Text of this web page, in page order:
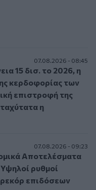
07.08.2026 - 08:45
15 δισ. το 2026, η
κερδοφορίας των
επιστροφή της
η
07.08.2026 - 09:23
Αποτελέσματα
ρυθμοί
ρεκόρ επιδόσεων